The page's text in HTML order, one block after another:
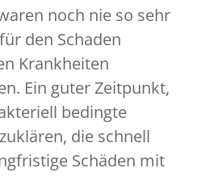
noch nie so sehr
den Schaden
Krankheiten
Ein guter Zeitpunkt,
bedingte
die schnell
Schäden mit